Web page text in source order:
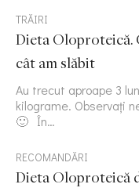
TRĂIRI
Dieta Oloproteică.
cât am slăbit
Au trecut aproape 3
kilograme. Observați
🙂 În…
RECOMANDĂRI
Dieta Oloproteică